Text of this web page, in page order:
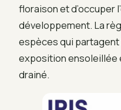
floraison et d’occuper
développement. La
espèces qui
exposition ensoleillée
drainé.